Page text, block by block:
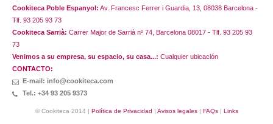
Cookiteca Poble Espanyol: Av. Francesc Ferrer i Guardia, 13, 08038 Barcelona -
Tlf. 93 205 93 73
Cookiteca Sarrià: Carrer Major de Sarrià nº 74, Barcelona 08017 - Tlf. 93 205 93
73
Venimos a su empresa, su espacio, su casa...: Cualquier ubicación
CONTACTO:
E-mail: info@cookiteca.com
Tel.: +34 93 205 9373
© Cookiteca 2014 | Política de Privacidad | Avisos legales| FAQs| Links